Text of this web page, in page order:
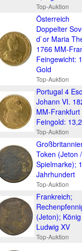
Top-Auktion
Österreich
Doppelter
d`or Maria
1766 MM-
Feingewicht:
Gold
Top-Auktion
Portugal 4
Johann VI.
MM-Frankfurt
Feingold:
Top-Auktion
Token (Jeton /
Spielmarke);
Jahrhundert
Top-Auktion
Frankreich;
(Jeton); König
Ludwig XV
Top-Auktion